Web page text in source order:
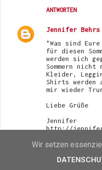
ANTWORTEN
Jennifer Behrs
"Was sind Eure
für diesen
werden sich
Sommern nicht
Kleider,
Shirts werden
mir wieder
Liebe Grüße
Jennifer
http://
nterwegs-
ANTWORTEN
Wir setzen